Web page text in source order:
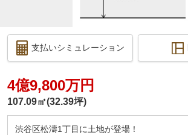
支払いシミュレーション
4億9,800万円
107.09㎡(32.39坪)
渋谷区松濤1丁目に土地が登場！